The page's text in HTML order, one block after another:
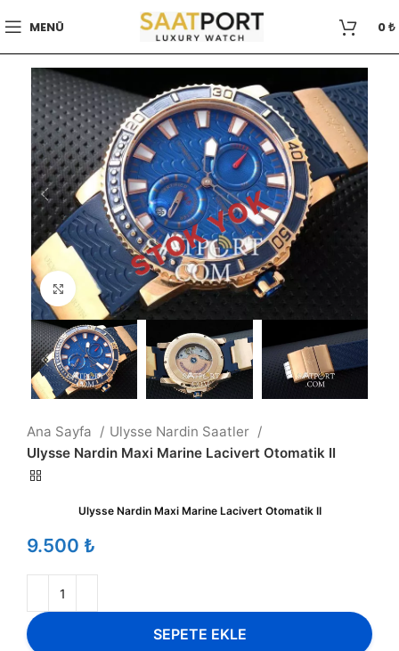
MENÜ 0₺
Büyütmek için tıklayın
STOK YOK
Ana Sayfa
Ulysse Nardin Saatler
Ulysse Nardin Maxi Marine Lacivert Otomatik II
Ulysse Nardin Maxi Marine Lacivert Otomatik II
₺
SEPETE EKLE